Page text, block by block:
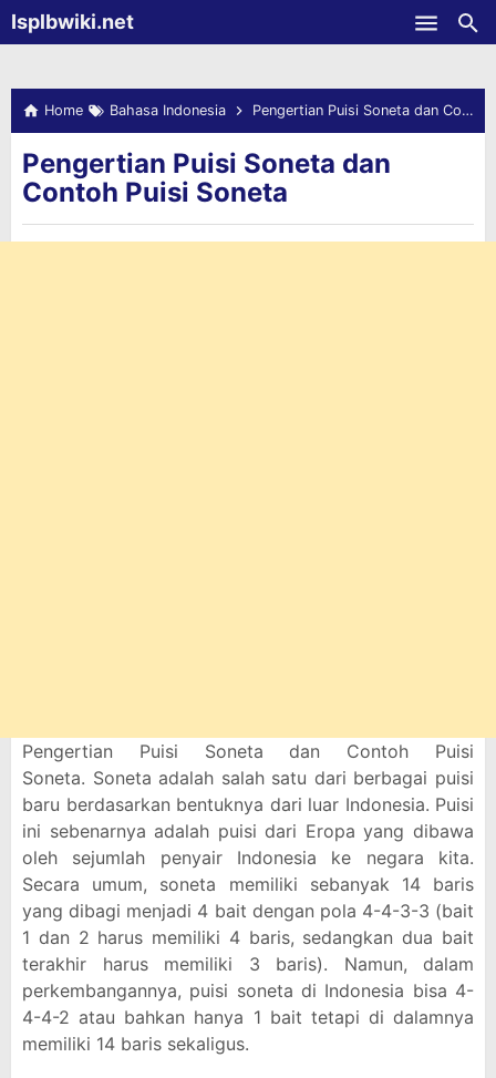
-->Isplbwiki.net
Home Bahasa Indonesia Pengertian Puisi Soneta dan Contoh Puisi Soneta
Pengertian Puisi Soneta dan
Contoh Puisi Soneta
Pengertian Puisi Soneta dan Contoh Puisi
Soneta. Soneta adalah salah satu dari berbagai puisi
baru berdasarkan bentuknya dari luar Indonesia. Puisi
ini sebenarnya adalah puisi dari Eropa yang dibawa
oleh sejumlah penyair Indonesia ke negara kita.
Secara umum, soneta memiliki sebanyak 14 baris
yang dibagi menjadi 4 bait dengan pola 4-4-3-3 (bait
1 dan 2 harus memiliki 4 baris, sedangkan dua bait
terakhir harus memiliki 3 baris). Namun, dalam
perkembangannya, puisi soneta di Indonesia bisa 4-
4-4-2 atau bahkan hanya 1 bait tetapi di dalamnya
memiliki 14 baris sekaligus.